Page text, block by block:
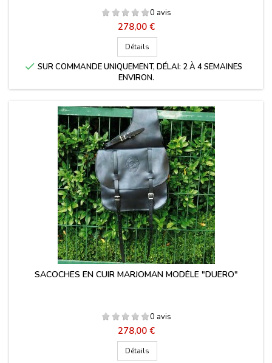
0 avis
Prix
278,00 €
Détails
 SUR COMMANDE UNIQUEMENT, DÉLAI: 2 À 4 SEMAINES
ENVIRON.
SACOCHES EN CUIR MARJOMAN MODÈLE "DUERO"
0 avis
Prix
278,00 €
Détails